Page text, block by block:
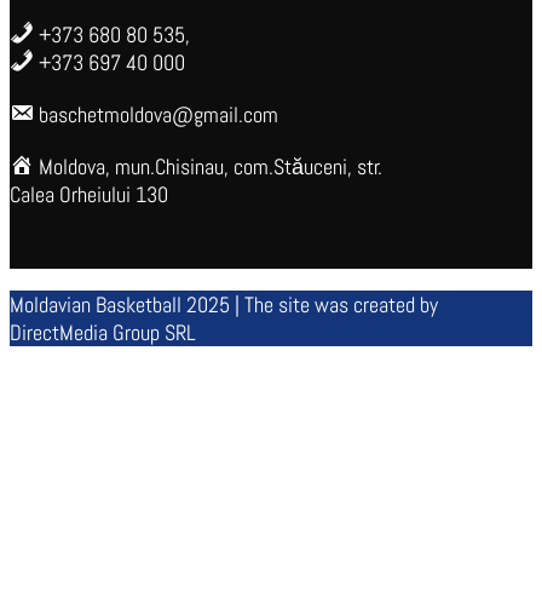
+373 680 80 535,
+373 697 40 000
baschetmoldova@gmail.com
Moldova, mun.Chisinau, com.Stăuceni, str.
Calea Orheiului 130
Moldavian Basketball 2025 | The site was created by
DirectMedia Group SRL